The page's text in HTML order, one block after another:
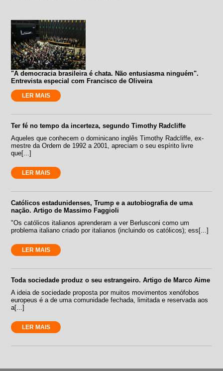
"A democracia brasileira é chata. Não entusiasma ninguém".
Entrevista especial com Francisco de Oliveira
LER MAIS
Ter fé no tempo da incerteza, segundo Timothy Radcliffe
Aqueles que conhecem o dominicano inglês Timothy Radcliffe, ex-
mestre da Ordem de 1992 a 2001, apreciam o seu espírito livre
que[...]
LER MAIS
Católicos estadunidenses, Trump e a autobiografia de uma
nação. Artigo de Massimo Faggioli
"Os católicos italianos aprenderam a ver Berlusconi como um
problema italiano criado por italianos (incluindo os católicos); ess[...]
LER MAIS
Toda sociedade produz o seu estrangeiro. Artigo de Marco Aime
A ideia de sociedade proposta por muitos movimentos xenófobos
europeus é a de uma comunidade fechada, limitada e reservada aos
a[...]
LER MAIS